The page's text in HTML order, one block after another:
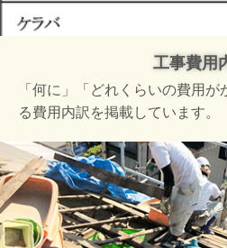
工事費用
「何に」「どれくらいの費用
る費用内訳を掲載しています。